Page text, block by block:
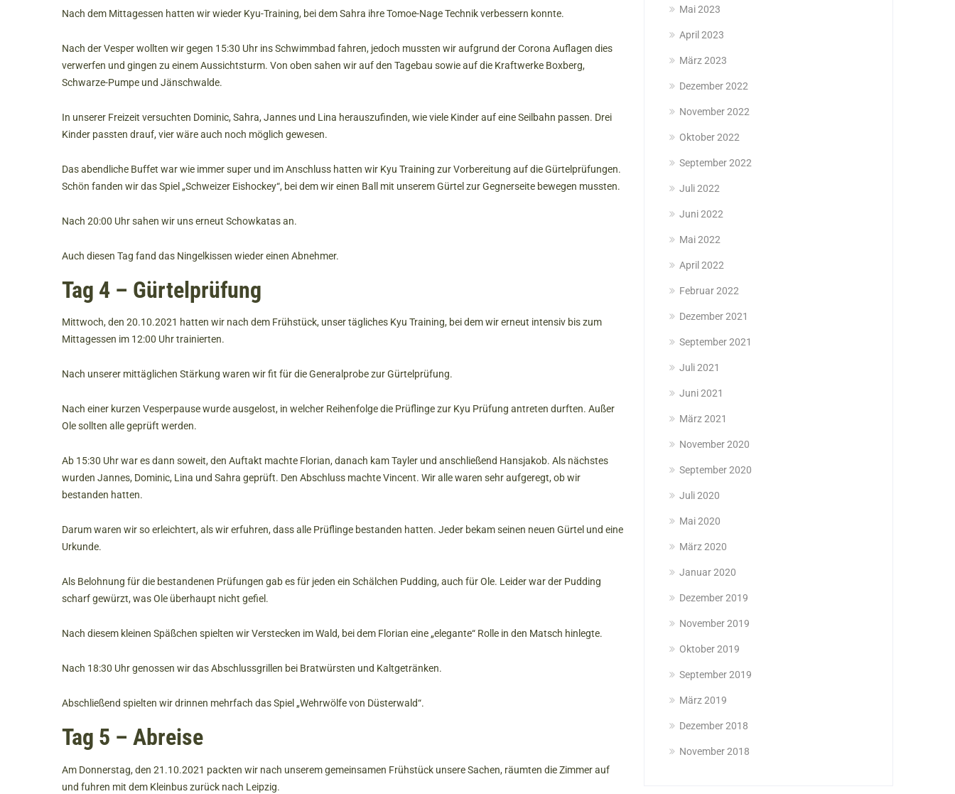
Nach dem Mittagessen hatten wir wieder Kyu-Training, bei dem Sahra ihre Tomoe-Nage Technik verbessern konnte.
Nach der Vesper wollten wir gegen 15:30 Uhr ins Schwimmbad fahren, jedoch mussten wir aufgrund der Corona Auflagen dies
verwerfen und gingen zu einem Aussichtsturm. Von oben sahen wir auf den Tagebau sowie auf die Kraftwerke Boxberg,
Schwarze-Pumpe und Jänschwalde.
In unserer Freizeit versuchten Dominic, Sahra, Jannes und Lina herauszufinden, wie viele Kinder auf eine Seilbahn passen. Drei
Kinder passten drauf, vier wäre auch noch möglich gewesen.
Das abendliche Buffet war wie immer super und im Anschluss hatten wir Kyu Training zur Vorbereitung auf die Gürtelprüfungen.
Schön fanden wir das Spiel „Schweizer Eishockey“, bei dem wir einen Ball mit unserem Gürtel zur Gegnerseite bewegen mussten.
Nach 20:00 Uhr sahen wir uns erneut Schowkatas an.
Auch diesen Tag fand das Ningelkissen wieder einen Abnehmer.
Tag 4 – Gürtelprüfung
Mittwoch, den 20.10.2021 hatten wir nach dem Frühstück, unser tägliches Kyu Training, bei dem wir erneut intensiv bis zum
Mittagessen im 12:00 Uhr trainierten.
Nach unserer mittäglichen Stärkung waren wir fit für die Generalprobe zur Gürtelprüfung.
Nach einer kurzen Vesperpause wurde ausgelost, in welcher Reihenfolge die Prüflinge zur Kyu Prüfung antreten durften. Außer
Ole sollten alle geprüft werden.
Ab 15:30 Uhr war es dann soweit, den Auftakt machte Florian, danach kam Tayler und anschließend Hansjakob. Als nächstes
wurden Jannes, Dominic, Lina und Sahra geprüft. Den Abschluss machte Vincent. Wir alle waren sehr aufgeregt, ob wir
bestanden hatten.
Darum waren wir so erleichtert, als wir erfuhren, dass alle Prüflinge bestanden hatten. Jeder bekam seinen neuen Gürtel und eine
Urkunde.
Als Belohnung für die bestandenen Prüfungen gab es für jeden ein Schälchen Pudding, auch für Ole. Leider war der Pudding
scharf gewürzt, was Ole überhaupt nicht gefiel.
Nach diesem kleinen Späßchen spielten wir Verstecken im Wald, bei dem Florian eine „elegante“ Rolle in den Matsch hinlegte.
Nach 18:30 Uhr genossen wir das Abschlussgrillen bei Bratwürsten und Kaltgetränken.
Abschließend spielten wir drinnen mehrfach das Spiel „Wehrwölfe von Düsterwald“.
Tag 5 – Abreise
Am Donnerstag, den 21.10.2021 packten wir nach unserem gemeinsamen Frühstück unsere Sachen, räumten die Zimmer auf
und fuhren mit dem Kleinbus zurück nach Leipzig.
Mai 2023
April 2023
März 2023
Dezember 2022
November 2022
Oktober 2022
September 2022
Juli 2022
Juni 2022
Mai 2022
April 2022
Februar 2022
Dezember 2021
September 2021
Juli 2021
Juni 2021
März 2021
November 2020
September 2020
Juli 2020
Mai 2020
März 2020
Januar 2020
Dezember 2019
November 2019
Oktober 2019
September 2019
März 2019
Dezember 2018
November 2018